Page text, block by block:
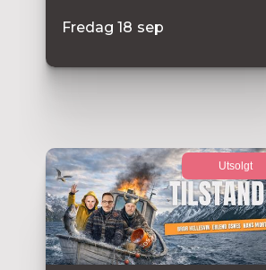
Fredag 18 sep
Utsolgt